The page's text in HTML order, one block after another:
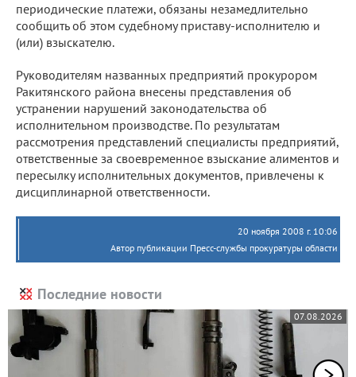
периодические платежи, обязаны незамедлительно
сообщить об этом судебному приставу-исполнителю и
(или) взыскателю.
Руководителям названных предприятий прокурором
Ракитянского района внесены представления об
устранении нарушений законодательства об
исполнительном производстве. По результатам
рассмотрения представлений специалисты предприятий,
ответственные за своевременное взыскание алиментов и
пересылку исполнительных документов, привлечены к
дисциплинарной ответственности.
20 ноября 2008 г. 10:06
Автор публикации Пресс-службы прокуратуры области
Последние новости
07.08.2026